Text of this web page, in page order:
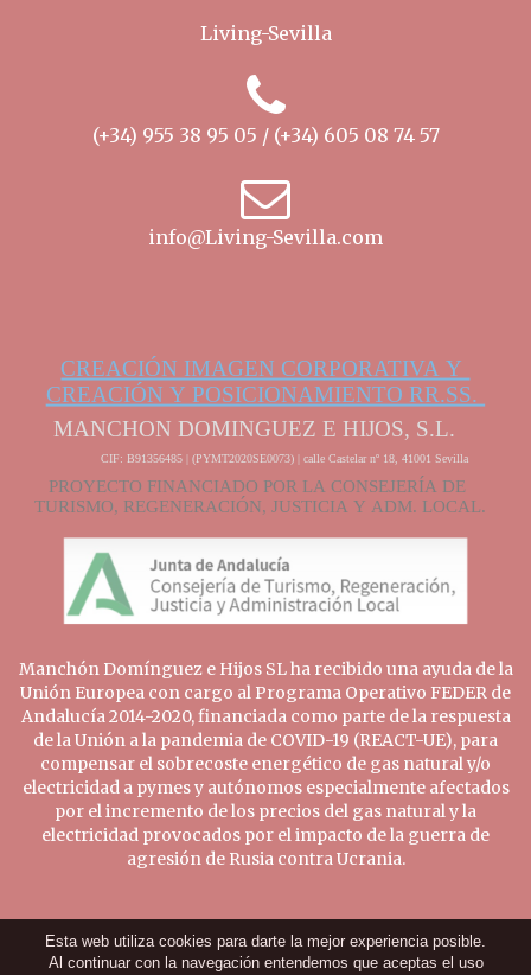
Living-Sevilla
(+34) 955 38 95 05 / (+34) 605 08 74 57
info@Living-Sevilla.com
Manchón Domínguez e Hijos SL ha recibido una ayuda de la
Unión Europea con cargo al Programa Operativo FEDER de
Andalucía 2014-2020, financiada como parte de la respuesta
de la Unión a la pandemia de COVID-19 (REACT-UE), para
compensar el sobrecoste energético de gas natural y/o
electricidad a pymes y autónomos especialmente afectados
por el incremento de los precios del gas natural y la
electricidad provocados por el impacto de la guerra de
agresión de Rusia contra Ucrania.
Esta web utiliza cookies para darte la mejor experiencia posible.
Al continuar con la navegación entendemos que aceptas el uso